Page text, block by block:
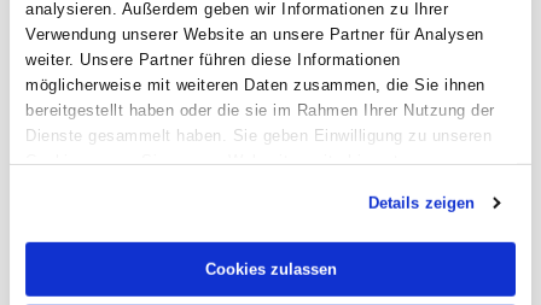
analysieren. Außerdem geben wir Informationen zu Ihrer
Verwendung unserer Website an unsere Partner für Analysen
weiter. Unsere Partner führen diese Informationen
möglicherweise mit weiteren Daten zusammen, die Sie ihnen
bereitgestellt haben oder die sie im Rahmen Ihrer Nutzung der
Dienste gesammelt haben. Sie geben Einwilligung zu unseren
Cookies, wenn Sie unsere Webseite weiterhin nutzen.
Details zeigen
Cookies zulassen
Kunden bevorzugen Risikominimierung und
präferieren daher Rechnungskauf vor E-Payment
vor Vorkasse.
Frauen präferieren mit 77 % den Rechnungskauf
stärker als Männer (56 %).
seitens des Verkäufers beendet werden. Ein
verbundenen Kosten.
Je nach Kundenbonität und/oder Retourenhistorie